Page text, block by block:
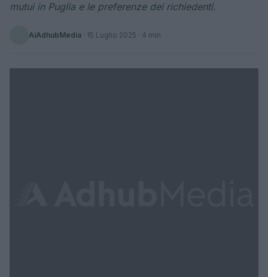
mutui in Puglia e le preferenze dei richiedenti.
AiAdhubMedia · 15 Luglio 2025 · 4 min